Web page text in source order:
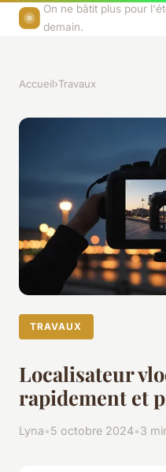
On ne bâtit plus pour
demain.
Accueil›Travaux
TRAVAUX
Localisateur
rapidement et
Lyna•5 octobre 2024•3